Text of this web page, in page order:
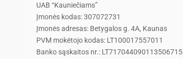
UAB “Kauniečiams”
Įmonės kodas: 307072731
Įmonės adresas: Betygalos g. 4A, Kaunas
PVM mokėtojo kodas: LT100017557011
Banko sąskaitos nr.: LT717044090113506715